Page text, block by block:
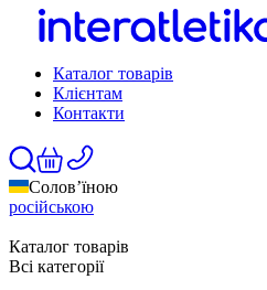
Каталог товарів
Клієнтам
Контакти
Солов’їною
російською
Каталог товарів
Всі категорії